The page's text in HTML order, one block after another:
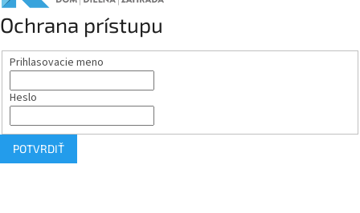
Ochrana prístupu
Prihlasovacie meno
Heslo
POTVRDIŤ